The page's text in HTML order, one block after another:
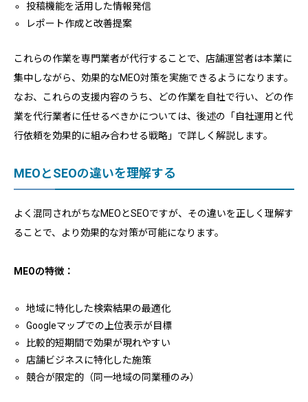
投稿機能を活用した情報発信
レポート作成と改善提案
これらの作業を専門業者が代行することで、店舗運営者は本業に
集中しながら、効果的なMEO対策を実施できるようになります。
なお、これらの支援内容のうち、どの作業を自社で行い、どの作
業を代行業者に任せるべきかについては、後述の「自社運用と代
行依頼を効果的に組み合わせる戦略」で詳しく解説します。
MEOとSEOの違いを理解する
よく混同されがちなMEOとSEOですが、その違いを正しく理解す
ることで、より効果的な対策が可能になります。
MEOの特徴：
地域に特化した検索結果の最適化
Googleマップでの上位表示が目標
比較的短期間で効果が現れやすい
店舗ビジネスに特化した施策
競合が限定的（同一地域の同業種のみ）